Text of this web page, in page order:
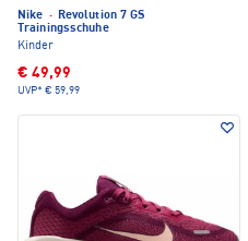
Nike · Revolution 7 GS
Trainingsschuhe
Kinder
€ 49,99
UVP* € 59,99